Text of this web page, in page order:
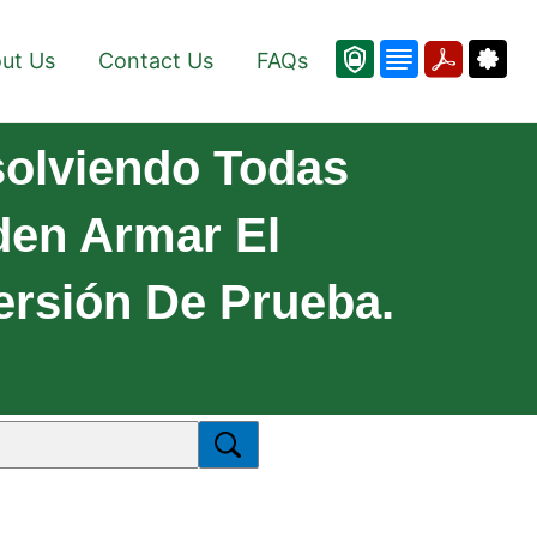
Us Contact Us FAQs
Todas
Armar El
De Prueba.